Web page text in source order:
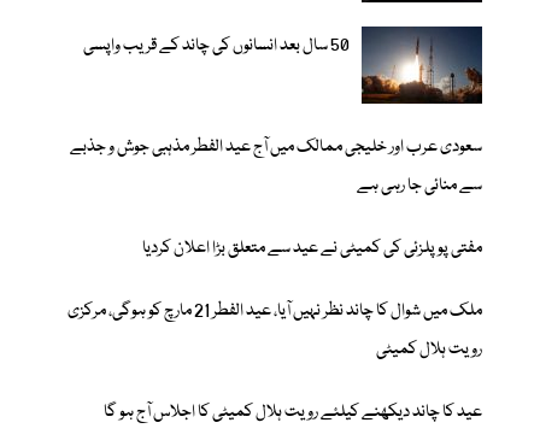
50 سال بعد انسانوں کی چاند کے قریب واپسی
سعودی عرب اور خلیجی ممالک میں آج عید الفطر مذہبی جوش و جذبے
سے منائی جا رہی ہے
مفتی پوپلزئی کی کمیٹی نے عید سے متعلق بڑا اعلان کردیا
ملک میں شوال کا چاند نظر نہیں آیا، عید الفطر 21 مارچ کو ہوگی، مرکزی
رویت ہلال کمیٹی
عید کا چاند دیکھنے کیلئے رویت ہلال کمیٹی کا اجلاس آج ہو گا